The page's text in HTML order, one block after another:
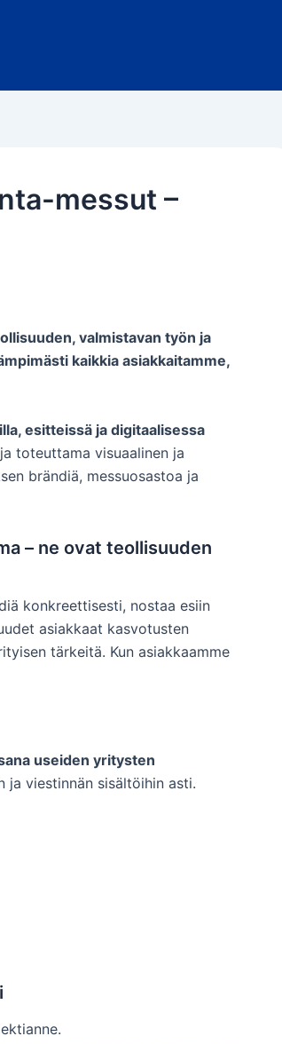
messut –
valmistavan työn ja
kaikkia asiakkaitamme,
esitteissä ja digitaalisessa
toteuttama visuaalinen ja
brändiä, messuosastoa ja
– ne ovat teollisuuden
konkreettisesti, nostaa esiin
asiakkaat kasvotusten
tärkeitä. Kun asiakkaamme
useiden yritysten
viestinnän sisältöihin asti.